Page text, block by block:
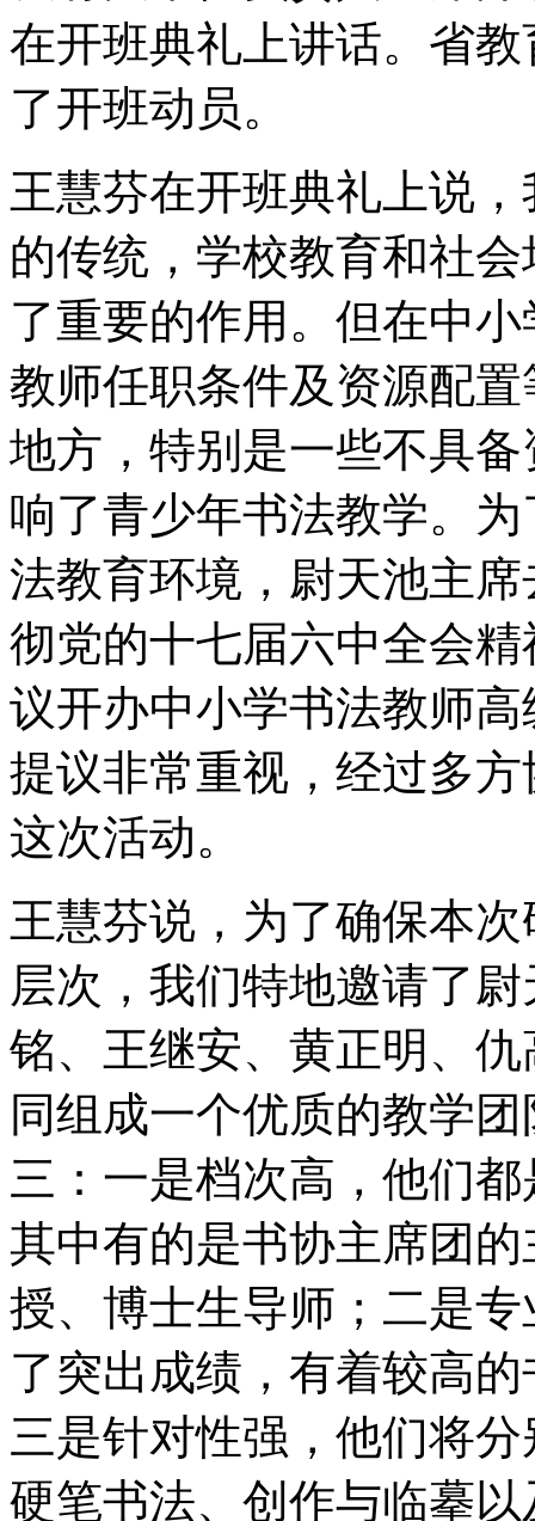
在开班典礼上讲话。省
了开班动员。
王慧芬在开班典礼上说
的传统，学校教育和社
了重要的作用。但在中
教师任职条件及资源配
地方，特别是一些不具
响了青少年书法教学。
法教育环境，尉天池主
彻党的十七届六中全会
议开办中小学书法教师
提议非常重视，经过多
这次活动。
王慧芬说，为了确保本
层次，我们特地邀请了
铭、王继安、黄正明、
同组成一个优质的教学
三：一是档次高，他们
其中有的是书协主席团
授、博士生导师；二是
了突出成绩，有着较高
三是针对性强，他们将
硬笔书法、创作与临摹